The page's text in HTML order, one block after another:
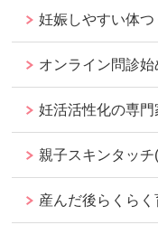
妊娠しやすい体つ
オンライン問診始
妊活活性化の専
親子スキンタッ
産んだ後らくらく